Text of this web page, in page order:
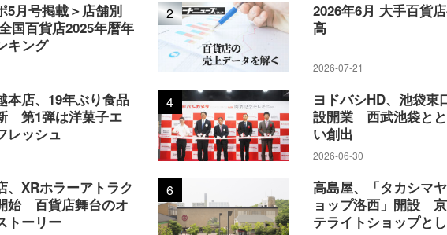
5月号掲載＞店舗別
国百貨店2025年暦年
キング
2
2026年6月 大手百貨
高
2026-07-21
本店、19年ぶり食品
第1弾は洋菓子エ
レッシュ
4
ヨドバシHD、池袋東
設開業 西武池袋と
い創出
2026-06-30
、XRホラーアトラク
始 百貨店舞台のオ
トーリー
6
高島屋、「タカシマ
ョップ洛西」開設
テライトショップと